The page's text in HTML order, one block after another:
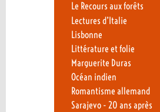
Le Recours aux forêts
Lectures d’Italie
Lisbonne
Littérature et folie
Marguerite Duras
Océan indien
Romantisme allemand
Sarajevo - 20 ans après